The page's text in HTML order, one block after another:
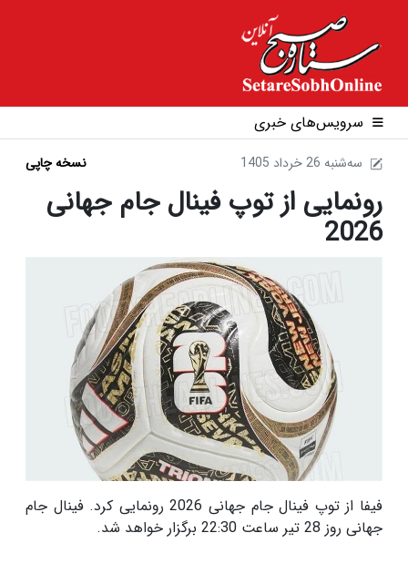
سرویس‌های خبری
1405 سه‌شنبه 26 خرداد نسخه چاپی
رونمایی از توپ فینال جام جهانی
2026
فیفا از توپ فینال جام جهانی 2026 رونمایی کرد. فینال جام
جهانی روز 28 تیر ساعت 22:30 برگزار خواهد شد.